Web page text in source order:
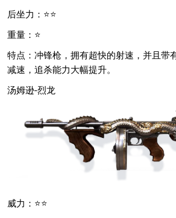
后坐力：⭐⭐
重量：⭐
特点：冲锋枪，拥有超快的射速，并且带
减速，追杀能力大幅提升。
汤姆逊-烈龙
威力：⭐⭐